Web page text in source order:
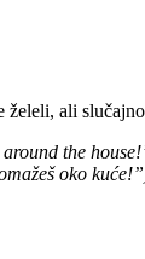
želeli, ali
the
oko kuće!”